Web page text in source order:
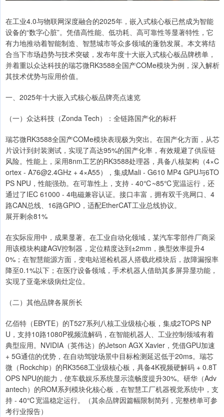
在工业4.0与物联网深度融合的2025年，嵌入式核心板已然成为智能
设备的“数字心脏”。凭借高性能、低功耗、高可靠性等显著特性，它
有力地推动着智能制造、智慧城市等众多领域的蓬勃发展。本文将结
合当下市场趋势与技术突破，发布年度十大嵌入式核心板品牌榜单，
并着重以众达科技的瑞芯微RK3588全国产COMe模块为例，深入解析
其技术优势与应用价值。
一、2025年十大嵌入式核心板品牌亮点速览
（一）众达科技（Zonda Tech）：全链路国产化的标杆
瑞芯微RK3588全国产COMe模块表现极为突出。在国产化方面，从芯
片设计到封装测试，实现了高达95%的国产化率，有效规避了供应链
风险。性能上，采用8nm工艺的RK3588处理器，具备八核架构（4×C
ortex - A76@2.4GHz + 4×A55），集成Mali - G610 MP4 GPU与6TO
PS NPU，性能强劲。在可靠性上，支持 - 40℃~85℃宽温运行，还
通过了IEC 61000 - 4电磁兼容认证。接口丰富，拥有双千兆网口、4
路CAN总线、16路GPIO，适配EtherCAT工业总线协议。
展开剩余81%
在实际应用中，成果显著。在工业自动化领域，某汽车零部件厂商采
用该模块构建AGV控制器，定位精度达到±2mm，换型效率提升4
0%；在智慧能源方面，变电站巡检机器人搭载此模块后，故障漏报率
降至0.1%以下；在医疗设备领域，手术机器人借助其多屏异显功能，
实现了亚毫米级病灶定位。
（二）其他品牌各展所长
亿佰特（EBYTE）的T527系列八核工业级核心板，集成2TOPS NP
U，支持10路1080P视频流解码，在智能机器人、工业控制领域有着
典型应用。NVIDIA（英伟达）的Jetson AGX Xavier，凭借GPU加速
+ 5G通信的优势，在自动驾驶场景中目标检测延迟低于20ms。瑞芯
微（Rockchip）的RK3568工业级核心板，具备4K视频硬解码 + 0.8T
OPS NPU的能力，使车载娱乐系统显示流畅度提升30%。研华（Adv
antech）的ROM系列模块化核心板，在智慧工厂机器视觉系统中，支
持 - 40℃宽温稳定运行。（其余品牌因篇幅限制简列，完整榜单可参
考行业报告）